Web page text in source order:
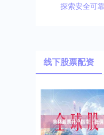
探索安全可
线下股票配资